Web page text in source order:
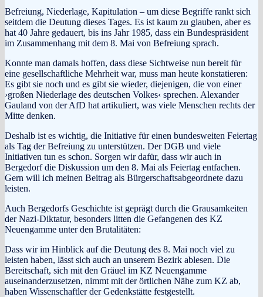
Befreiung, Niederlage, Kapitulation – um diese Begriffe rankt sich
seitdem die Deutung dieses Tages. Es ist kaum zu glauben, aber es
hat 40 Jahre gedauert, bis ins Jahr 1985, dass ein Bundespräsident
im Zusammenhang mit dem 8. Mai von Befreiung sprach.
Konnte man damals hoffen, dass diese Sichtweise nun bereit für
eine gesellschaftliche Mehrheit war, muss man heute konstatieren:
Es gibt sie noch und es gibt sie wieder, diejenigen, die von einer
›großen Niederlage des deutschen Volkes‹ sprechen. Alexander
Gauland von der AfD hat artikuliert, was viele Menschen rechts der
Mitte denken.
Deshalb ist es wichtig, die Initiative für einen bundesweiten Feiertag
als Tag der Befreiung zu unterstützen. Der DGB und viele
Initiativen tun es schon. Sorgen wir dafür, dass wir auch in
Bergedorf die Diskussion um den 8. Mai als Feiertag entfachen.
Gern will ich meinen Beitrag als Bürgerschaftsabgeordnete dazu
leisten.­­
Auch Bergedorfs Geschichte ist geprägt durch die Grausamkeiten
der Nazi-Diktatur, besonders litten die Gefangenen des KZ
Neuengamme unter den Brutalitäten:
Dass wir im Hinblick auf die Deutung des 8. Mai noch viel zu
leisten haben, lässt sich auch an unserem Bezirk ablesen. Die
Bereitschaft, sich mit den Gräuel im KZ Neuengamme
auseinanderzusetzen, nimmt mit der örtlichen Nähe zum KZ ab,
haben Wissenschaftler der Gedenkstätte festgestellt.